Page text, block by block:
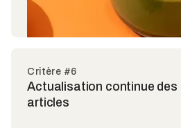
Critère #6
Actualisation continue des
articles